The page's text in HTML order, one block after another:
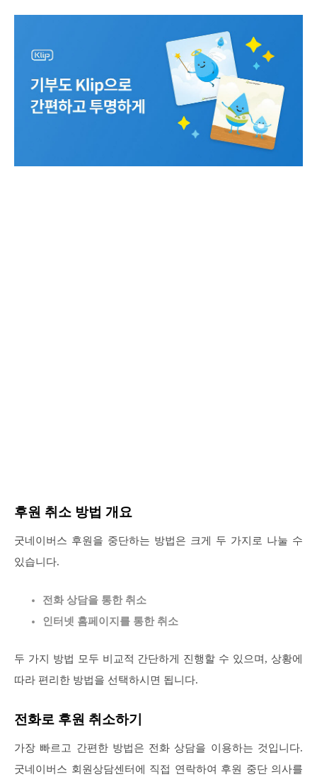
후원 취소 방법 개요
굿네이버스 후원을 중단하는 방법은 크게 두 가지로 나눌 수
있습니다.
전화 상담을 통한 취소
인터넷 홈페이지를 통한 취소
두 가지 방법 모두 비교적 간단하게 진행할 수 있으며, 상황에
따라 편리한 방법을 선택하시면 됩니다.
전화로 후원 취소하기
가장 빠르고 간편한 방법은 전화 상담을 이용하는 것입니다.
굿네이버스 회원상담센터에 직접 연락하여 후원 중단 의사를